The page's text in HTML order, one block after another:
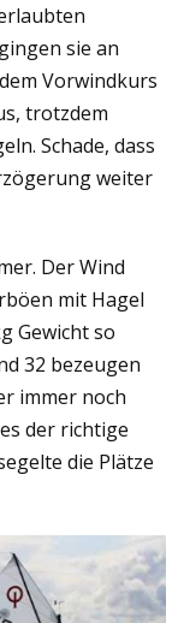
sie an
Vorwindkurs
trotzdem
Schade, dass
weiter
Der Wind
mit Hagel
Gewicht so
32 bezeugen
immer noch
der richtige
die Plätze